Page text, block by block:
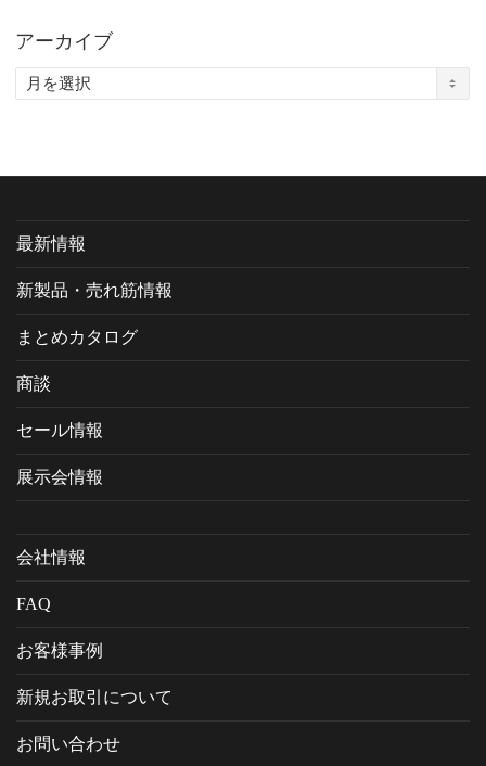
アーカイブ
ア
最新情報
新製品・売れ筋情報
まとめカタログ
商談
セール情報
展示会情報
会社情報
FAQ
お客様事例
新規お取引について
お問い合わせ